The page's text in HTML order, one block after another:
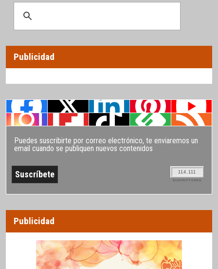
Publicidad
Puedes suscribirte por correo electrónico, te enviaremos un
email cuando se publiquen nuevos contenidos
114.111
SUSCRIPTORES
Publicidad